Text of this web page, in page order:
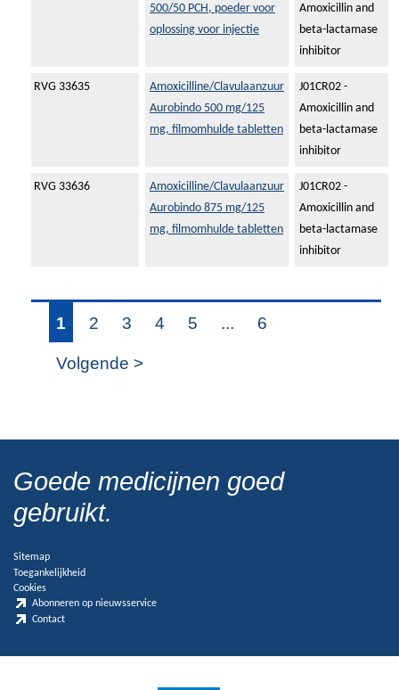
500/50 PCH, poeder voor
oplossing voor injectie
Amoxicillin and
beta-lactamase
inhibitor
RVG 33635
Amoxicilline/Clavulaanzuur
Aurobindo 500 mg/125
mg, filmomhulde tabletten
J01CR02 -
Amoxicillin and
beta-lactamase
inhibitor
RVG 33636
Amoxicilline/Clavulaanzuur
Aurobindo 875 mg/125
mg, filmomhulde tabletten
J01CR02 -
Amoxicillin and
beta-lactamase
inhibitor
1 2 3 4 5 ... 6
Volgende >
Goede medicijnen goed
gebruikt.
Sitemap
Toegankelijkheid
Cookies
Abonneren op nieuwsservice
Contact